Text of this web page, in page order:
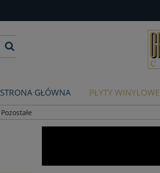
STRONA GŁÓWNA PŁYTY WINYLOWE
Pozostałe